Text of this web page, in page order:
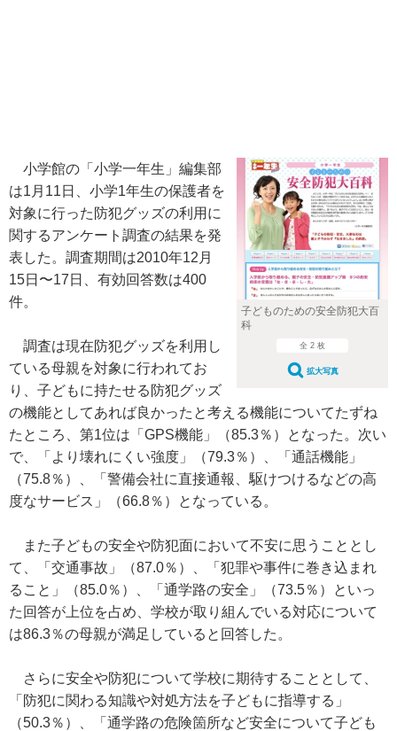
子どものための安全防犯大百
科
全 2 枚
拡大写真
小学館の「小学一年生」編集部
は1月11日、小学1年生の保護者を
対象に行った防犯グッズの利用に
関するアンケート調査の結果を発
表した。調査期間は2010年12月
15日〜17日、有効回答数は400
件。
調査は現在防犯グッズを利用し
ている母親を対象に行われてお
り、子どもに持たせる防犯グッズ
の機能としてあれば良かったと考える機能についてたずね
たところ、第1位は「GPS機能」（85.3％）となった。次い
で、「より壊れにくい強度」（79.3％）、「通話機能」
（75.8％）、「警備会社に直接通報、駆けつけるなどの高
度なサービス」（66.8％）となっている。
また子どもの安全や防犯面において不安に思うこととし
て、「交通事故」（87.0％）、「犯罪や事件に巻き込まれ
ること」（85.0％）、「通学路の安全」（73.5％）といっ
た回答が上位を占め、学校が取り組んでいる対応について
は86.3％の母親が満足していると回答した。
さらに安全や防犯について学校に期待することとして、
「防犯に関わる知識や対処方法を子どもに指導する」
（50.3％）、「通学路の危険箇所など安全について子ども